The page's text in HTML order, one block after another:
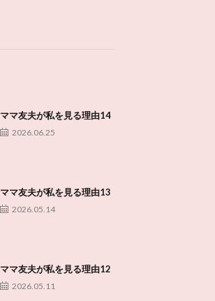
ママ友夫が私を見る理由14
2026.06.25
ママ友夫が私を見る理由13
2026.05.14
ママ友夫が私を見る理由12
2026.05.11